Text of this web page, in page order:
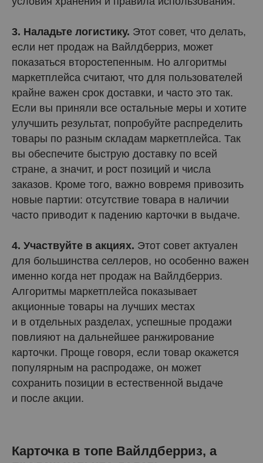
3. Наладьте логистику. Этот совет, что делать,
если нет продаж на Вайлдберриз, может
показаться второстепенным. Но алгоритмы
маркетплейса считают, что для пользователей
крайне важен срок доставки, и часто это так.
Если вы приняли все остальные меры и хотите
улучшить результат, попробуйте распределить
товары по разным складам маркетплейса. Так
вы обеспечите быструю доставку по всей
стране, а значит, и рост позиций и числа
заказов. Кроме того, важно вовремя привозить
новые партии: отсутствие товара в наличии
часто приводит к падению карточки в выдаче.
4. Участвуйте в акциях. Этот совет актуален
для большинства селлеров, но особенно важен
именно когда нет продаж на Вайлдберриз.
Алгоритмы маркетплейса показывает
акционные товары на лучших местах
и в отдельных разделах, успешные продажи
повлияют на дальнейшее ранжирование
карточки. Проще говоря, если товар окажется
популярным на распродаже, он может
сохранить позиции в естественной выдаче
и после акции.
Карточка в топе Вайлдберриз, а